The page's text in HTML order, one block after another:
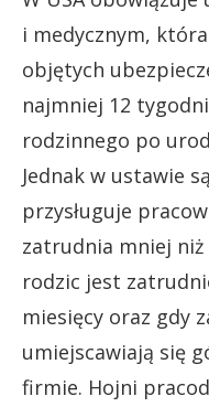
i medycznym,
objętych
najmniej 12
rodzinnego po
Jednak w ustawie
przysługuje
zatrudnia mniej
rodzic jest
miesięcy oraz gdy
umiejscawiają się
firmie. Hojni